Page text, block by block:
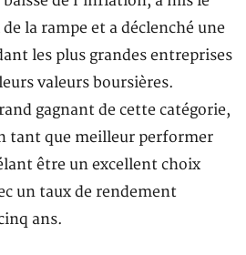
la rampe et a déclenché une
les plus grandes entreprises
valeurs boursières.
gagnant de cette catégorie,
tant que meilleur performer
être un excellent choix
un taux de rendement
ans.